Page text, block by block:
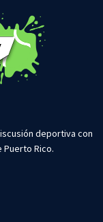
deportiva con
Rico.